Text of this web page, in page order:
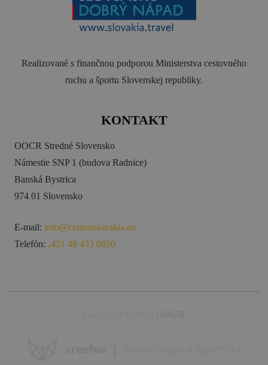
Realizované s finančnou podporou Ministerstva cestovného
ruchu a športu Slovenskej republiky.
KONTAKT
OOCR Stredné Slovensko
Námestie SNP 1 (budova Radnice)
Banská Bystrica
974 01 Slovensko
E-mail: info@centralslovakia.eu
Telefón: ₊421 48 433 0850